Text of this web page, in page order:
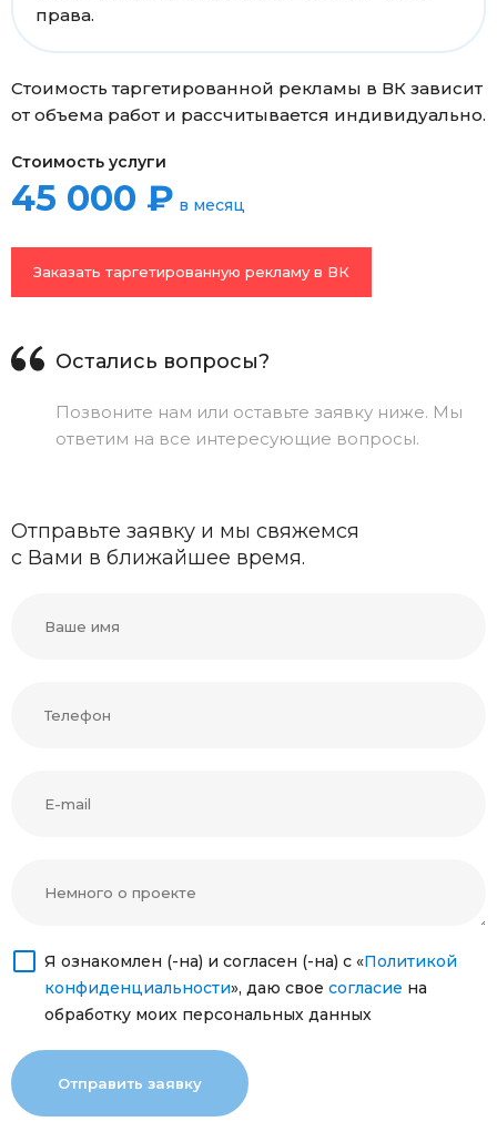
права.
Стоимость таргетированной рекламы в ВК зависит
от объема работ и рассчитывается индивидуально.
Стоимость услуги
45 000 ₽ в месяц
Заказать таргетированную рекламу в ВК
Остались вопросы?
Позвоните нам или оставьте заявку ниже. Мы
ответим на все интересующие вопросы.
Отправьте заявку и мы свяжемся
с Вами в ближайшее время.
Я ознакомлен (-на) и согласен (-на) с «Политикой
конфиденциальности», даю свое согласие на
обработку моих персональных данных